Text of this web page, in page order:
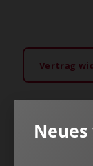
Vertrag
Neues